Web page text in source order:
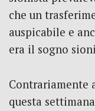
che un
auspicabile e
era il sogno
Contrariamente
questa